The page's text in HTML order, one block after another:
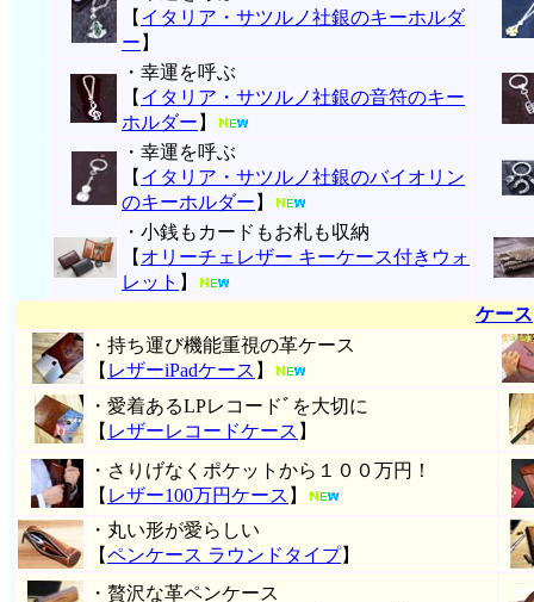
【 イタリア・サツルノ社銀のキーホルダ
ー 】
・幸運を呼ぶ
【 イタリア・サツルノ社銀の音符のキー
ホルダー 】
・幸運を呼ぶ
【 イタリア・サツルノ社銀のバイオリン
のキーホルダー 】
・小銭もカードもお札も収納
【 オリーチェレザー キーケース付きウォ
レット 】
ケース
・持ち運び機能重視の革ケース
【 レザーiPadケース 】
・愛着あるLPレコードﾞを大切に
【 レザーレコードケース 】
・さりげなくポケットから１００万円！
【 レザー100万円ケース 】
・丸い形が愛らしい
【ペンケース ラウンドタイプ】
・贅沢な革ペンケース